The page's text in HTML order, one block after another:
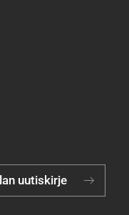
uutiskirje